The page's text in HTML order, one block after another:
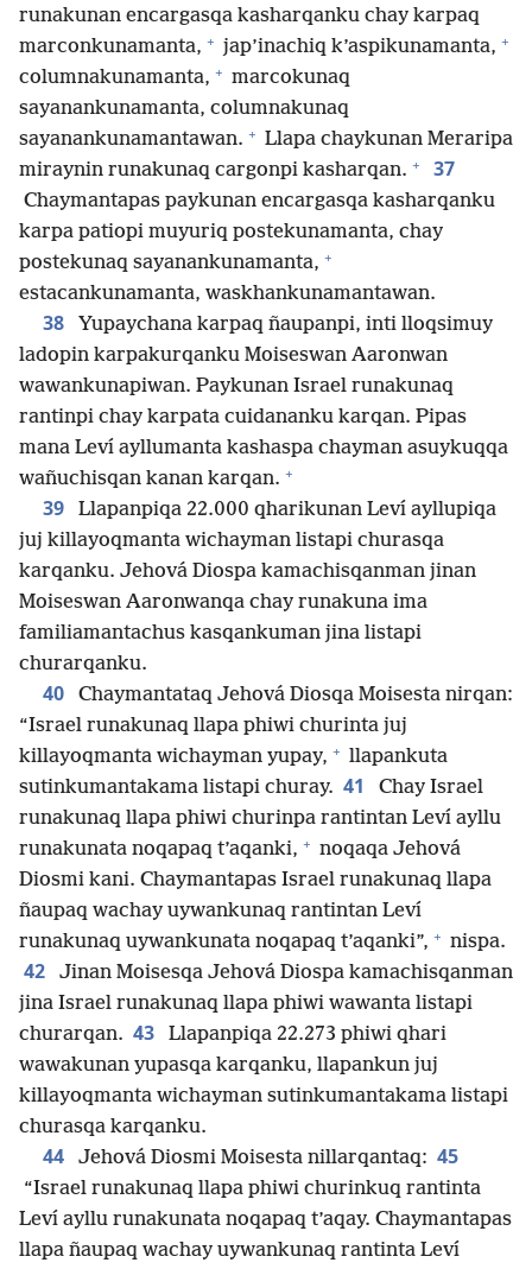
runakunan encargasqa kasharqanku chay karpaq
marconkunamanta, + jap’inachiq k’aspikunamanta, +
columnakunamanta, + marcokunaq
sayanankunamanta, columnakunaq
sayanankunamantawan. + Llapa chaykunan Meraripa
miraynin runakunaq cargonpi kasharqan. + 37
Chaymantapas paykunan encargasqa kasharqanku
karpa patiopi muyuriq postekunamanta, chay
postekunaq sayanankunamanta, +
estacankunamanta, waskhankunamantawan.
38
Yupaychana karpaq ñaupanpi, inti lloqsimuy
ladopin karpakurqanku Moiseswan Aaronwan
wawankunapiwan. Paykunan Israel runakunaq
rantinpi chay karpata cuidananku karqan. Pipas
mana Leví ayllumanta kashaspa chayman asuykuqqa
wañuchisqan kanan karqan. +
39
Llapanpiqa 22.000 qharikunan Leví ayllupiqa
juj killayoqmanta wichayman listapi churasqa
karqanku. Jehová Diospa kamachisqanman jinan
Moiseswan Aaronwanqa chay runakuna ima
familiamantachus kasqankuman jina listapi
churarqanku.
40
Chaymantataq Jehová Diosqa Moisesta nirqan:
“Israel runakunaq llapa phiwi churinta juj
killayoqmanta wichayman yupay, + llapankuta
sutinkumantakama listapi churay. 41
Chay Israel
runakunaq llapa phiwi churinpa rantintan Leví ayllu
runakunata noqapaq t’aqanki, + noqaqa Jehová
Diosmi kani. Chaymantapas Israel runakunaq llapa
ñaupaq wachay uywankunaq rantintan Leví
runakunaq uywankunata noqapaq t’aqanki”, + nispa.
42
Jinan Moisesqa Jehová Diospa kamachisqanman
jina Israel runakunaq llapa phiwi wawanta listapi
churarqan. 43
Llapanpiqa 22.273 phiwi qhari
wawakunan yupasqa karqanku, llapankun juj
killayoqmanta wichayman sutinkumantakama listapi
churasqa karqanku.
44 Jehová Diosmi Moisesta nillarqantaq: 45
“Israel runakunaq llapa phiwi churinkuq rantinta
Leví ayllu runakunata noqapaq t’aqay. Chaymantapas
llapa ñaupaq wachay uywankunaq rantinta Leví